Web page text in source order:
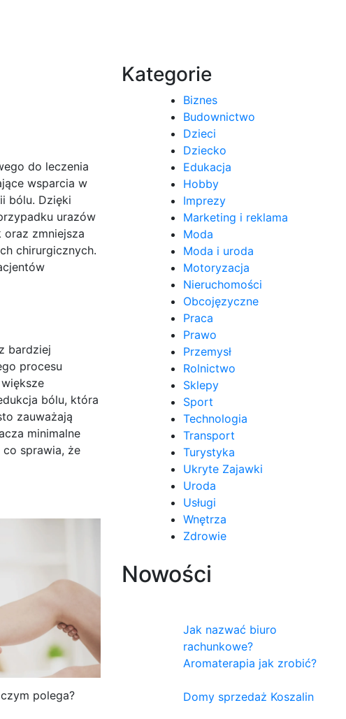
do leczenia
wsparcia w
bólu. Dzięki
urazów
zmniejsza
chirurgicznych.
bardziej
procesu
bólu, która
zauważają
minimalne
sprawia, że
polega?
Kategorie
Biznes
Budownictwo
Dzieci
Dziecko
Edukacja
Hobby
Imprezy
Marketing i reklama
Moda
Moda i uroda
Motoryzacja
Nieruchomości
Obcojęzyczne
Praca
Prawo
Przemysł
Rolnictwo
Sklepy
Sport
Technologia
Transport
Turystyka
Ukryte Zajawki
Uroda
Usługi
Wnętrza
Zdrowie
Nowości
Jak nazwać biuro
rachunkowe?
Aromaterapia jak zrobić?
Domy sprzedaż Koszalin